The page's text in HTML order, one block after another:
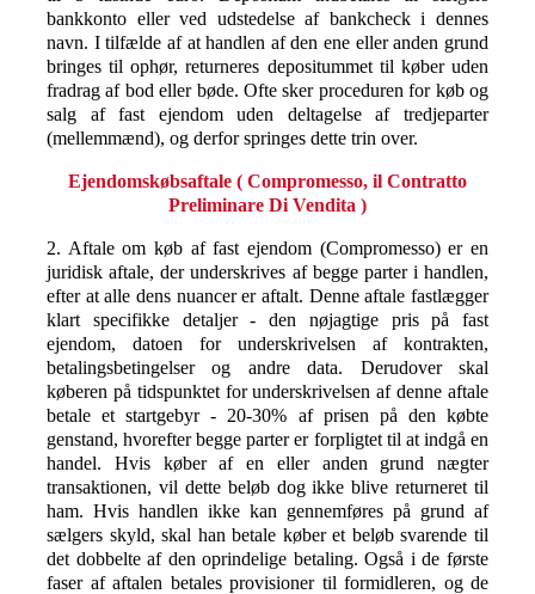
bankkonto eller ved udstedelse af bankcheck i dennes
navn. I tilfælde af at handlen af den ene eller anden grund
bringes til ophør, returneres depositummet til køber uden
fradrag af bod eller bøde. Ofte sker proceduren for køb og
salg af fast ejendom uden deltagelse af tredjeparter
(mellemmænd), og derfor springes dette trin over.
Ejendomskøbsaftale ( Compromesso, il Contratto
Preliminare Di Vendita )
2. Aftale om køb af fast ejendom (Compromesso) er en
juridisk aftale, der underskrives af begge parter i handlen,
efter at alle dens nuancer er aftalt. Denne aftale fastlægger
klart specifikke detaljer - den nøjagtige pris på fast
ejendom, datoen for underskrivelsen af kontrakten,
betalingsbetingelser og andre data. Derudover skal
køberen på tidspunktet for underskrivelsen af denne aftale
betale et startgebyr - 20-30% af prisen på den købte
genstand, hvorefter begge parter er forpligtet til at indgå en
handel. Hvis køber af en eller anden grund nægter
transaktionen, vil dette beløb dog ikke blive returneret til
ham. Hvis handlen ikke kan gennemføres på grund af
sælgers skyld, skal han betale køber et beløb svarende til
det dobbelte af den oprindelige betaling. Også i de første
faser af aftalen betales provisioner til formidleren, og de